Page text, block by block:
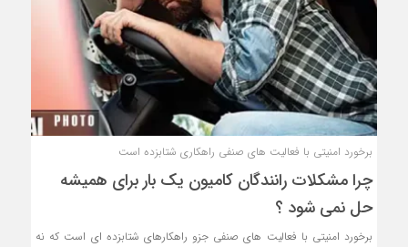
برخورد امنیتی با فعالیت های صنفی راهکاری شتابزده است
چرا مشکلات رانندگان کامیون یک بار برای همیشه
حل نمی شود ؟
برخورد امنیتی با فعالیت های صنفی جزو راهکارهای شتابزده ای است که نه